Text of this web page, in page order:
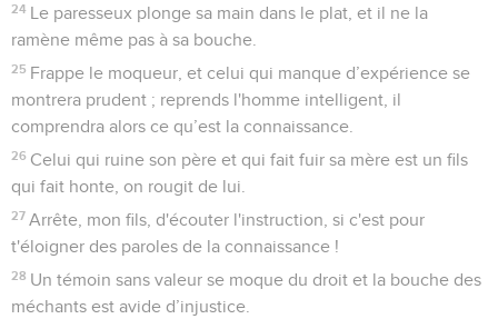
24 Le paresseux plonge sa main dans le plat, et il ne la
ramène même pas à sa bouche.
25 Frappe le moqueur, et celui qui manque d’expérience se
montrera prudent ; reprends l'homme intelligent, il
comprendra alors ce qu’est la connaissance.
26 Celui qui ruine son père et qui fait fuir sa mère est un fils
qui fait honte, on rougit de lui.
27 Arrête, mon fils, d'écouter l'instruction, si c'est pour
t'éloigner des paroles de la connaissance !
28 Un témoin sans valeur se moque du droit et la bouche des
méchants est avide d’injustice.